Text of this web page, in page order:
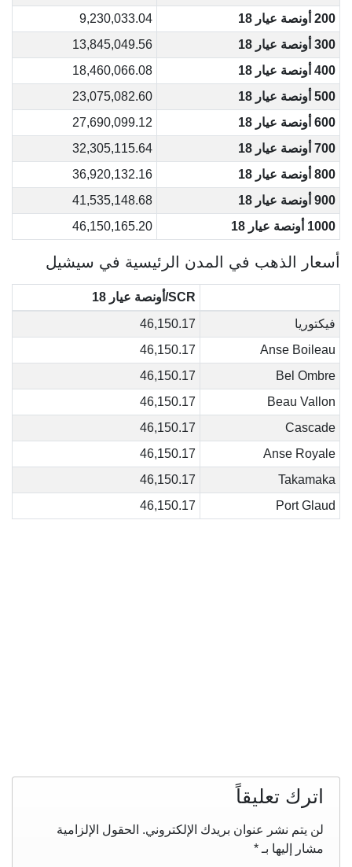
200 أونصة عيار 18
9,230,033.04
300 أونصة عيار 18
13,845,049.56
400 أونصة عيار 18
18,460,066.08
500 أونصة عيار 18
23,075,082.60
600 أونصة عيار 18
27,690,099.12
700 أونصة عيار 18
32,305,115.64
800 أونصة عيار 18
36,920,132.16
900 أونصة عيار 18
41,535,148.68
1000 أونصة عيار 18
46,150,165.20
أسعار الذهب في المدن الرئيسية في سيشيل
SCR/أونصة عيار 18
فيكتوريا
46,150.17
Anse Boileau
46,150.17
Bel Ombre
46,150.17
Beau Vallon
46,150.17
Cascade
46,150.17
Anse Royale
46,150.17
Takamaka
46,150.17
Port Glaud
46,150.17
اترك تعليقاً
لن يتم نشر عنوان بريدك الإلكتروني. الحقول الإلزامية
مشار إليها بـ *